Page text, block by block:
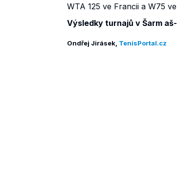
WTA 125 ve Francii a W75
Výsledky turnajů v Šarm
Ondřej Jirásek, TenisPortal.cz